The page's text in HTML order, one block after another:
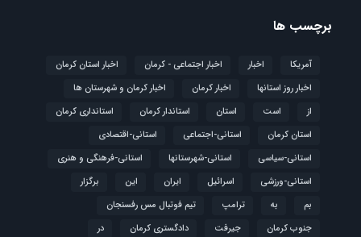
برچسب ها
آمریکا اخبار اخبار اجتماعی - کرمان
اخبار استان کرمان
اخبار روز استانها
اخبار کرمان
اخبار کرمان و شهرستان ها
از
است استان استاندار کرمان
استانداری کرمان
استان کرمان
استانی-اجتماعی
استانی-اقتصادی
استانی-سیاسی
استانی-شهرستانها
استانی-فرهنگی و هنری
استانی-ورزشی
اسرائیل ایران این
برگزار
بم
به ترامپ
تیم فوتبال مس رفسنجان
جنوب کرمان
جیرفت دادگستری کرمان
در